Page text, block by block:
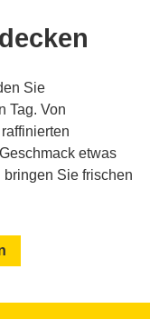
Sie
Tag. Von
etwas
Sie frischen